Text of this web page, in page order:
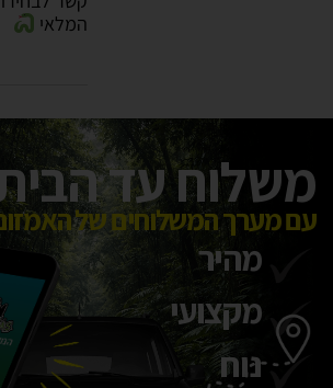
המלאי
משלוח עד
עם מערך המשלוחים של
מהיר
מקצועי
נוח